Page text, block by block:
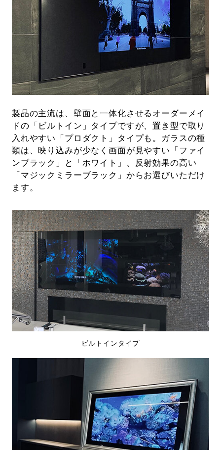
製品の主流は、壁面と一体化させるオーダーメイ
ドの「ビルトイン」タイプですが、置き型で取り
入れやすい「プロダクト」タイプも。ガラスの種
類は、映り込みが少なく画面が見やすい「ファイ
ンブラック」と「ホワイト」、反射効果の高い
「マジックミラーブラック」からお選びいただけ
ます。
ビルトインタイプ